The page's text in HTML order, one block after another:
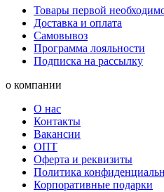
Товары первой
Доставка и оплата
Самовывоз
Программа лояльности
Подписка на рассылку
о компании
О нас
Контакты
Вакансии
ОПТ
Оферта и реквизиты
Политика
Корпоративные подарки